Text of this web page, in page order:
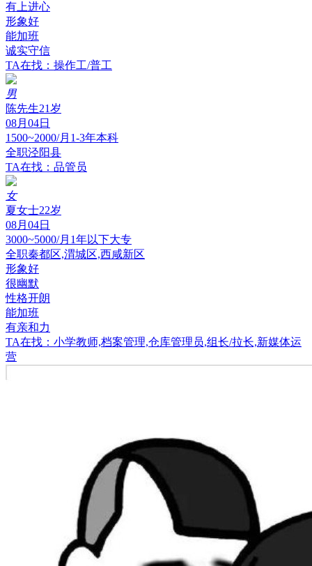
有上进心
形象好
能加班
诚实守信
TA在找：操作工/普工
男
陈先生21岁
08月04日
1500~2000/月 1-3年本科
全职泾阳县
TA在找：品管员
女
夏女士22岁
08月04日
3000~5000/月 1年以下大专
全职秦都区,渭城区,西咸新区
形象好
很幽默
性格开朗
能加班
有亲和力
TA在找：小学教师,档案管理,仓库管理员,组长/拉长,新媒体运
营